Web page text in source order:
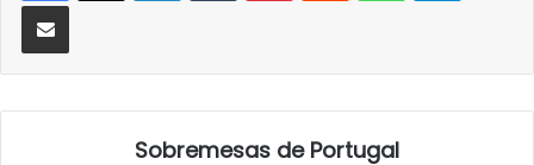
Sobremesas de Portugal